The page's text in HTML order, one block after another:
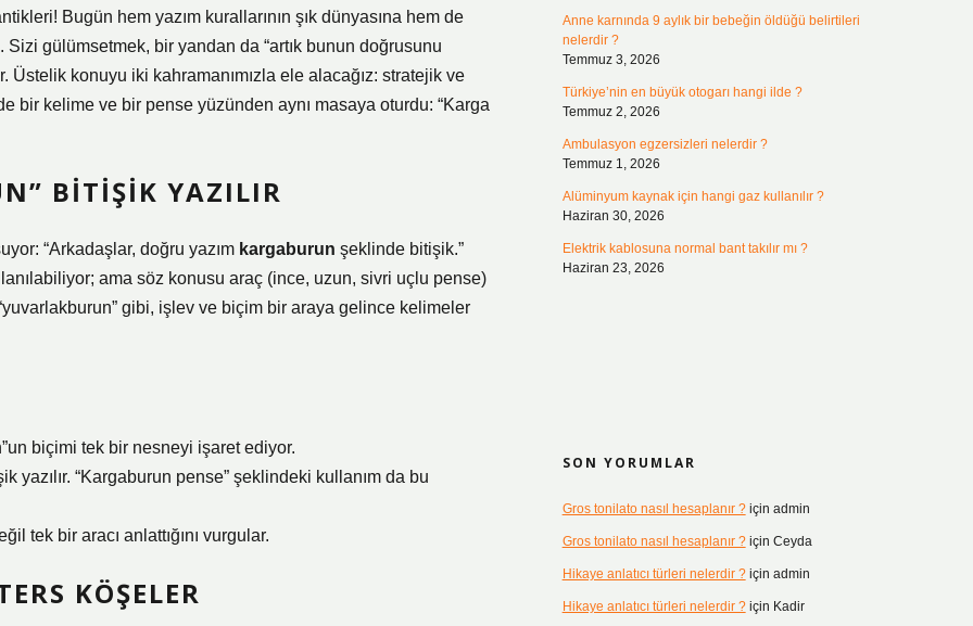
Bugün hem yazım kurallarının şık dünyasına hem de
gülümsetmek, bir yandan da “artık bunun doğrusunu
konuyu iki kahramanımızla ele alacağız: stratejik ve
bir kelime ve bir pense yüzünden aynı masaya oturdu: “Karga
BITIŞIK YAZILIR
“Arkadaşlar, doğru yazım kargaburun şeklinde bitişik.”
ama söz konusu araç (ince, uzun, sivri uçlu pense)
gibi, işlev ve biçim bir araya gelince kelimeler
biçimi tek bir nesneyi işaret ediyor.
yazılır. “Kargaburun pense” şeklindeki kullanım da bu
tek bir aracı anlattığını vurgular.
KÖŞELER
Anne karnında 9 aylık bir bebeğin öldüğü belirtileri
nelerdir ?
Temmuz 3, 2026
Türkiye’nin en büyük otogarı hangi ilde ?
Temmuz 2, 2026
Ambulasyon egzersizleri nelerdir ?
Temmuz 1, 2026
Alüminyum kaynak için hangi gaz kullanılır ?
Haziran 30, 2026
Elektrik kablosuna normal bant takılır mı ?
Haziran 23, 2026
SON YORUMLAR
Gros tonilato nasıl hesaplanır ?için admin
Gros tonilato nasıl hesaplanır ?için Ceyda
Hikaye anlatıcı türleri nelerdir ?için admin
Hikaye anlatıcı türleri nelerdir ?için Kadir